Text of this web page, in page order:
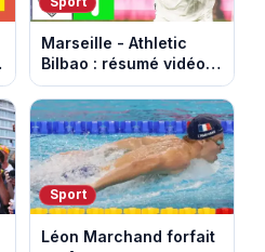
Marseille - Athletic
Bilbao : résumé vidéo
du match amical au
Stade Vélodrome (9
août 2026)
Sport
Léon Marchand forfait